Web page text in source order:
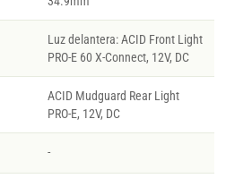
Luz delantera: ACID Front Light
PRO-E 60 X-Connect, 12V, DC
ACID Mudguard Rear Light
PRO-E, 12V, DC
-